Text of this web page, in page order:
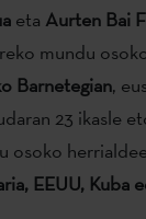
eta Aurten Bai
mundu
Barnetegian,
23 ikasle
osoko
EEUU, Kuba